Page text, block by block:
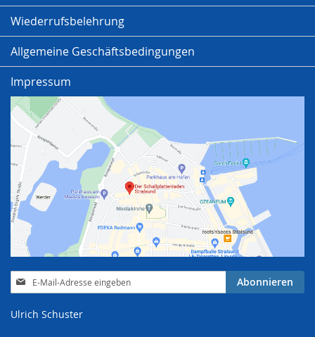
Wiederrufsbelehrung
Allgemeine Geschäftsbedingungen
Impressum
Anmeldung
zum
Abonnieren
Ulrich Schuster